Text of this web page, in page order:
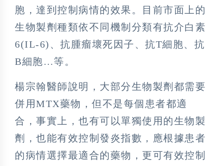
胞，達到控制病情的效果。目前市面上的
生物製劑種類依不同機制分類有抗介白素
6(IL-6)、抗腫瘤壞死因子、抗T細胞、抗
B細胞…等。
楊宗翰醫師說明，大部分生物製劑都需要
併用MTX藥物，但不是每個患者都適
合，事實上，也有可以單獨使用的生物製
劑，也能有效控制發炎指數，應根據患者
的病情選擇最適合的藥物，更可有效控制